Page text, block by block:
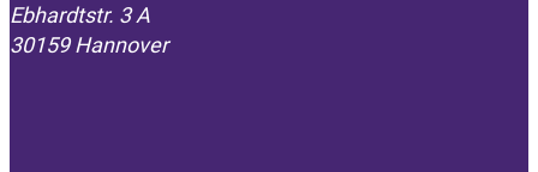
Ebhardtstr. 3 A
30159 Hannover